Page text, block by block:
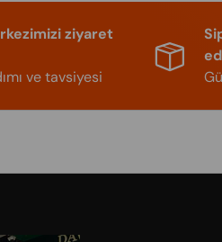
ziyaret
ve tavsiyesi